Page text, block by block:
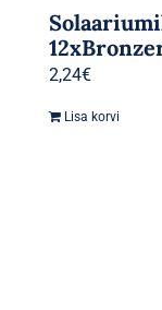
2,24€
Lisa korvi